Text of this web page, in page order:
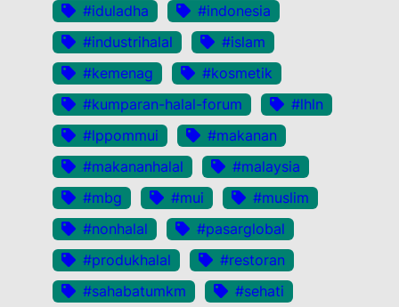
#iduladha
#indonesia
#industrihalal
#islam
#kemenag
#kosmetik
#kumparan-halal-forum
#lhln
#lppommui
#makanan
#makananhalal
#malaysia
#mbg
#mui
#muslim
#nonhalal
#pasarglobal
#produkhalal
#restoran
#sahabatumkm
#sehati